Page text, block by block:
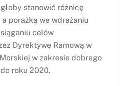
stanowić różnicę
porażką we wdrażaniu
celów
Dyrektywę Ramową w
w zakresie dobrego
roku 2020.